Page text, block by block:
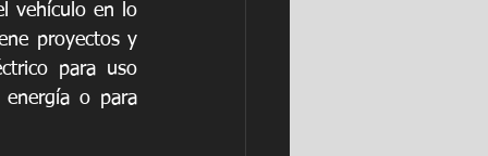
vehículo en lo
proyectos y
para uso
energía o para